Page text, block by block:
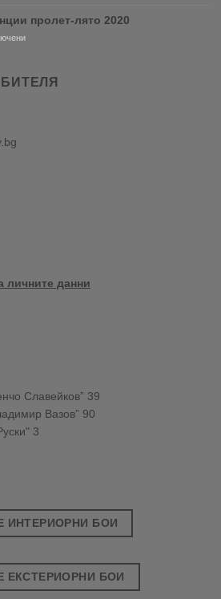
пролет-лято 2020
за
пролет-
личните данни
Славейков” 39
Вазов” 90
3
ИНТЕРИОРНИ БОИ
ЕКСТЕРИОРНИ БОИ